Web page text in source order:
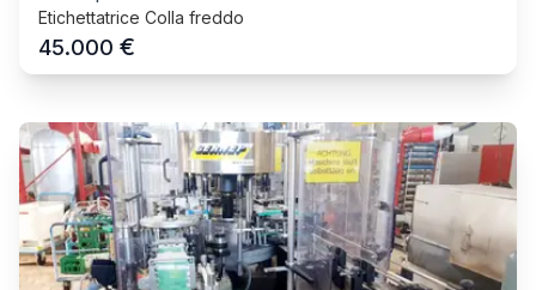
Etichettatrice Colla freddo
45.000 €